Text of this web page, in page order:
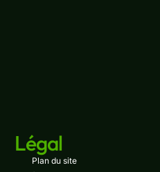
Légal
Plan du site